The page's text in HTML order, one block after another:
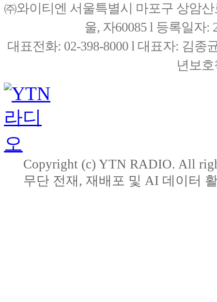
㈜와이티엔 서울특별시 마포구 상암
울, 자60085 l 등록일자:
대표전화: 02-398-8000 l 대표자: 김종
년보
Copyright (c) YTN RADIO. All
무단 전재, 재배포 및 AI 데이터